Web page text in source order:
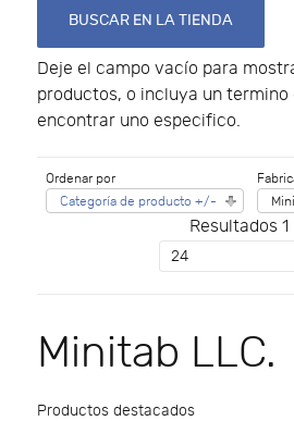
Deje el campo vacío para
productos, o incluya un termino
encontrar uno especifico.
Ordenar por
Categoría de producto +/-
Resultados 1
Minitab LLC.
Productos destacados